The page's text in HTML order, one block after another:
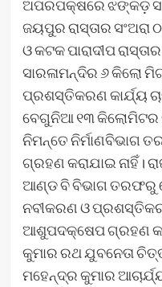
ଅପରପକ୍ଷରେ ଝଙ୍କଡ଼
ଜୟପୁର ରାସ୍ତାର ସଂଅରା
ଓ କଟକ ପାରାଦୀପ
ସାରଳାମନ୍ଦିର ୬ କିଲୋ
ପ୍ରଶସ୍ତିକରଣ କାର୍ଯ୍ୟ
ବେଗୁନିଆ ୧୩ କିଲୋମିଟର
ନିମନ୍ତେ ନିର୍ମାଣବିଭାଗ
ଗ୍ରହଣ କରାଯାଇ ନାହିଁ।
ଆଣ୍ଡ ବି ବିଭାଗ ତରଫରୁ
ନବୀକରଣ ଓ
ଆଶୁପଦକ୍ଷେପ ଗ୍ରହଣ
କୁମାର ରଥ ଯୁବନେତା
ମହେନ୍ଦ୍ର କୁମାର